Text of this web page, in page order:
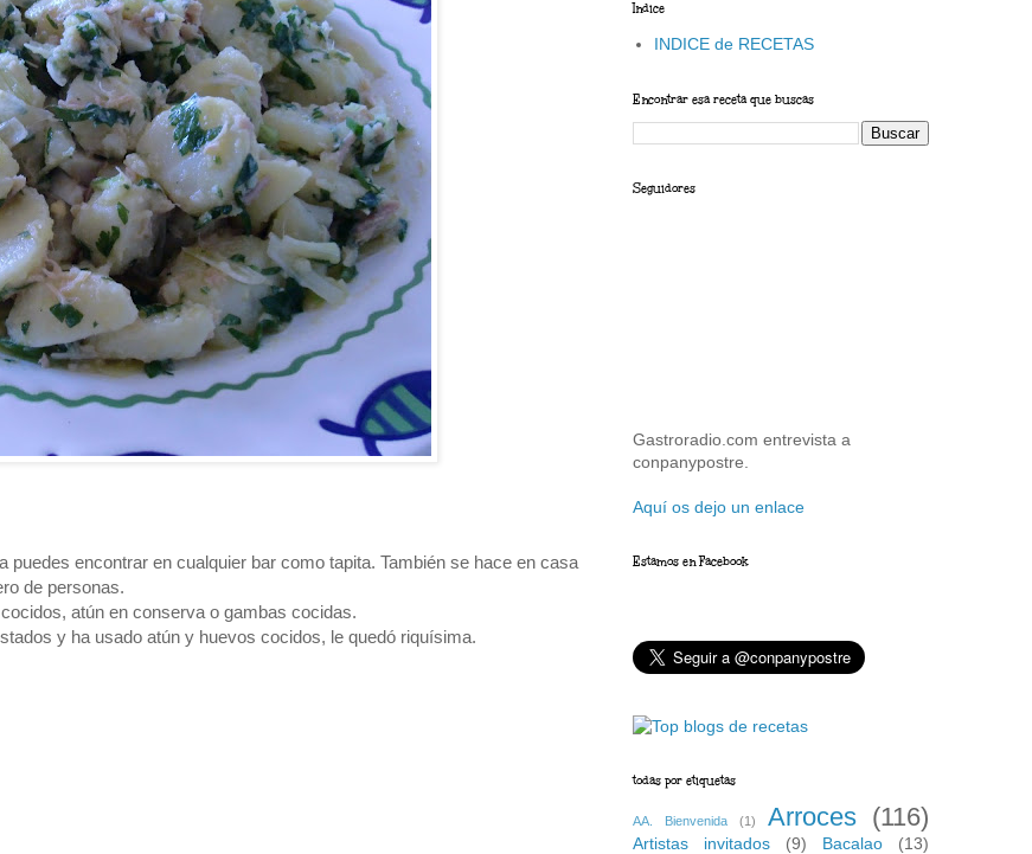
encontrar en cualquier bar como tapita. También se hace en casa
de personas.
atún en conserva o gambas cocidas.
y ha usado atún y huevos cocidos, le quedó riquísima.
Indice
INDICE de RECETAS
Encontrar esa receta que buscas
Seguidores
Gastroradio.com entrevista a
conpanypostre.
Aquí os dejo un enlace
Estamos en Facebook
todas por etiquetas
AA. Bienvenida (1) Arroces (116)
Artistas invitados (9) Bacalao (13)